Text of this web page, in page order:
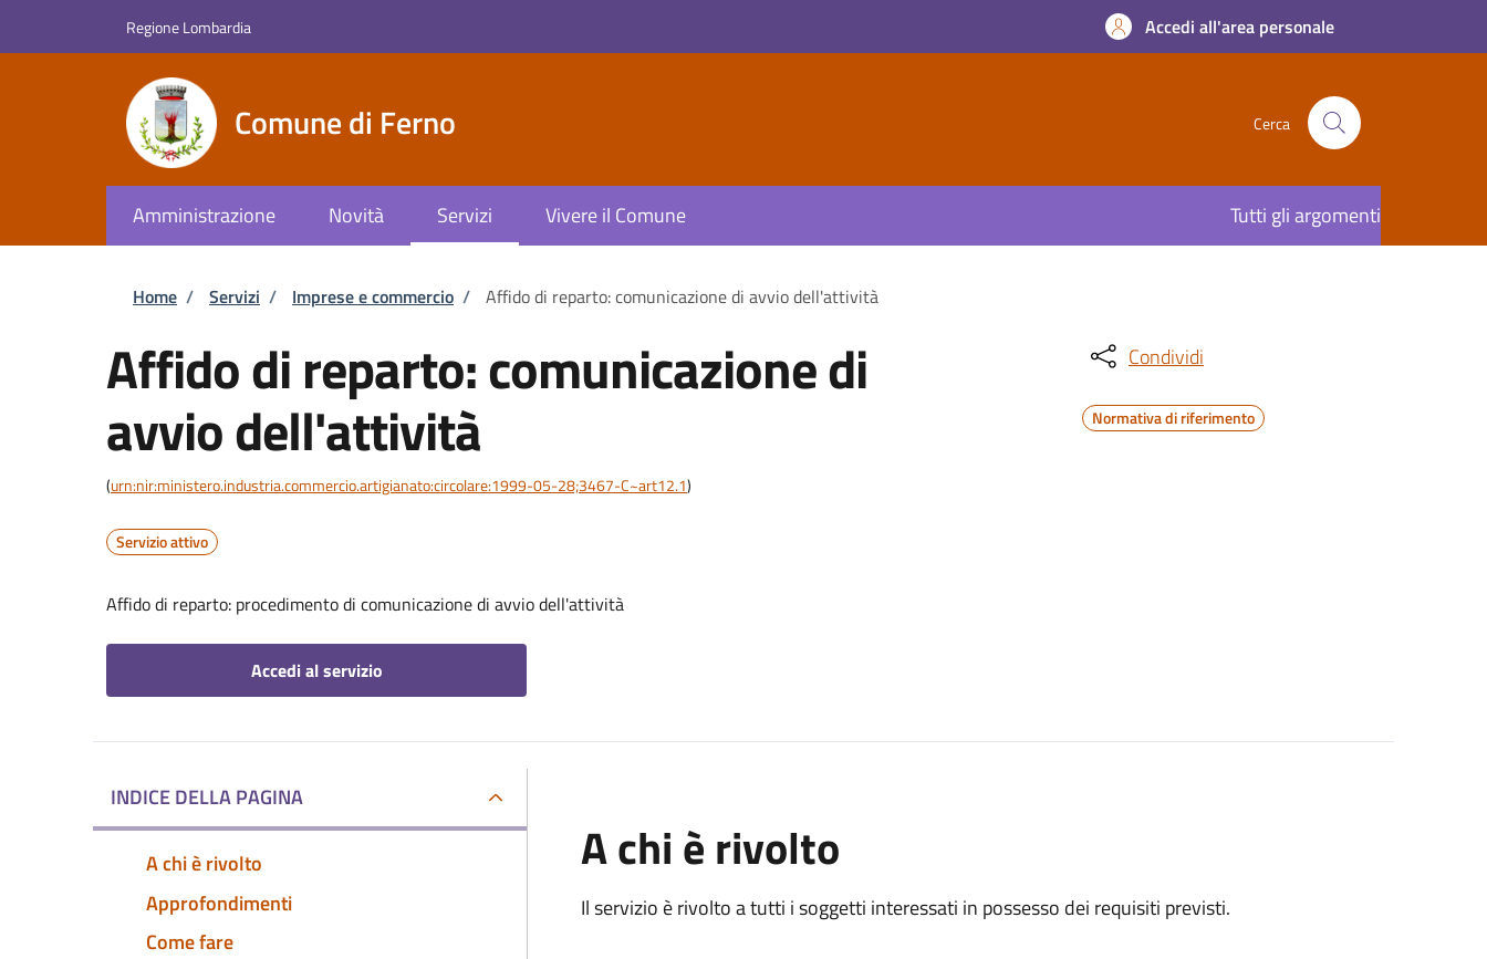
Regione Lombardia Accedi all'area personale
Comune di Ferno Cerca
Amministrazione Novità Servizi Vivere il Comune Tutti gli argomenti
Briciole di pane
Home / Servizi / Imprese e commercio / Affido di reparto: comunicazione di avvio dell'attività
Affido di reparto: comunicazione di
avvio dell'attività
(urn:nir:ministero.industria.commercio.artigianato:circolare:1999-05-28;3467-C~art12.1)
Servizio attivo
Affido di reparto: procedimento di comunicazione di avvio dell'attività
Accedi al servizio
Condividi
Normativa di riferimento
INDICE DELLA PAGINA
A chi è rivolto
Approfondimenti
Come fare
A chi è rivolto
Il servizio è rivolto a tutti i soggetti interessati in possesso dei requisiti previsti.